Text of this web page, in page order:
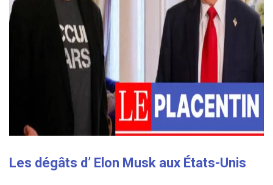
Les dégâts d’ Elon Musk aux États-Unis